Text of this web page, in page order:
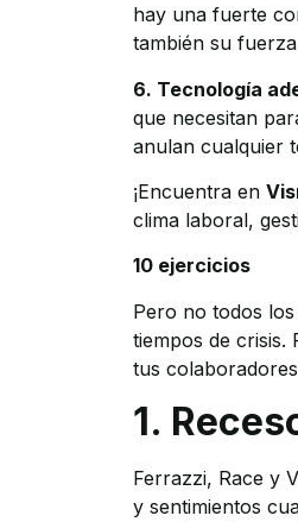
hay una fuerte
también su
6. Tecnología
que necesitan
anulan cualquier
¡Encuentra en
clima laboral,
10 ejercicios
Pero no todos
tiempos de crisis.
tus
1.
Ferrazzi, Race y
y sentimientos